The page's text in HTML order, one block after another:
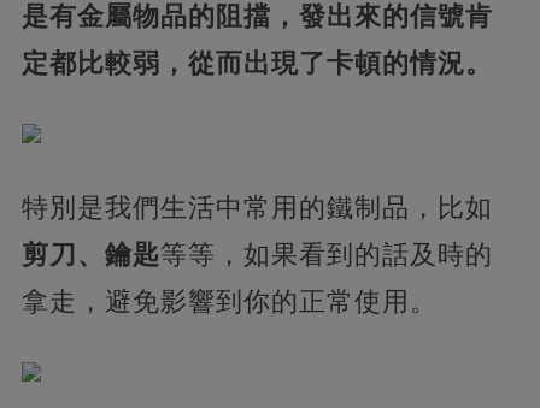
是有金屬物品的阻擋，發出來的信號肯
定都比較弱，從而出現了卡頓的情況。
特別是我們生活中常用的鐵制品，比如
剪刀、鑰匙等等，如果看到的話及時的
拿走，避免影響到你的正常使用。